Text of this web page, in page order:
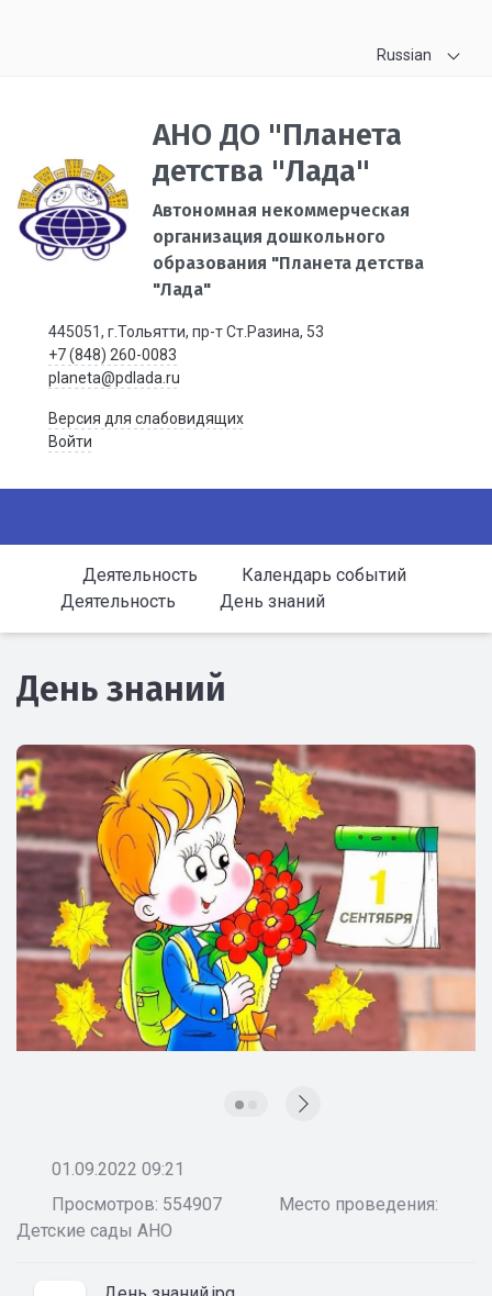
Russian
АНО ДО "Планета
детства "Лада"
Автономная некоммерческая
организация дошкольного
образования "Планета детства
"Лада"
445051, г.Тольятти, пр-т Ст.Разина, 53
+7 (848) 260-0083
planeta@pdlada.ru
Версия для слабовидящих
Войти
Деятельность
Календарь событий
Деятельность
День знаний
День знаний
01.09.2022 09:21
Просмотров: 554907
Место проведения:
Детские сады АНО